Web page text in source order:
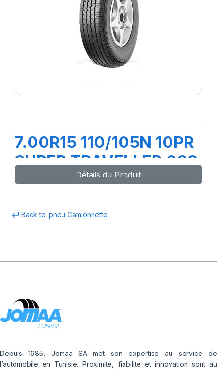
7.00R15 110/105N 10PR
SUPER TRAVELLER 668
Détails du Produit
Back to: pneu Camionnette
Depuis 1985, Jomaa SA met son expertise au service de
l’automobile en Tunisie. Proximité, fiabilité et innovation sont au